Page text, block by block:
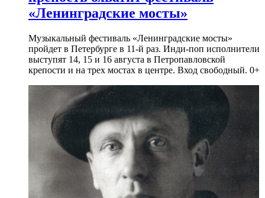
«Ленинградские мосты»
Музыкальный фестиваль «Ленинградские мосты»
пройдет в Петербурге в 11-й раз. Инди-поп исполнители
выступят 14, 15 и 16 августа в Петропавловской
крепости и на трех мостах в центре. Вход свободный. 0+